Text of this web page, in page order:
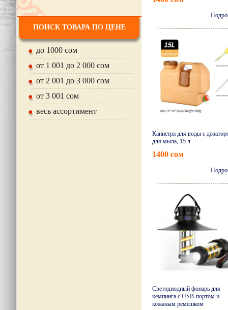
ПОИСК ТОВАРА ПО ЦЕНЕ
до 1000 сом
от 1 001 до 2 000 сом
от 2 001 до 3 000 сом
от 3 001 сом
весь ассортимент
Канистра для воды с
для мыла, 15 л
1400 сом
Светодиодный фонарь для
кемпинга с USB-портом и
кожаным ремешком